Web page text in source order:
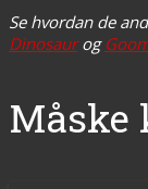
Se hvordan de
Dinosaurog
Måske